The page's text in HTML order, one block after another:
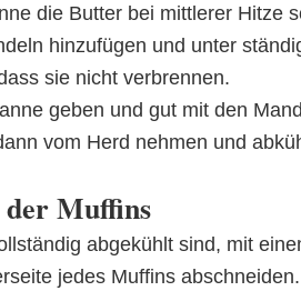
die Butter bei mittlerer Hitze
hinzufügen und unter
sie nicht verbrennen.
geben und gut mit den
vom Herd nehmen und
der Muffins
abgekühlt sind, mit
jedes Muffins abschneiden.